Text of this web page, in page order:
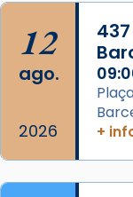
View on Facebook ·
12
ago.
2026
+